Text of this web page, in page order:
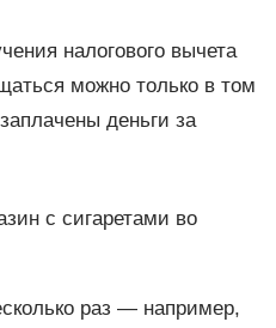
налогового вычета
можно только в том
деньги за
с сигаретами во
раз — например,